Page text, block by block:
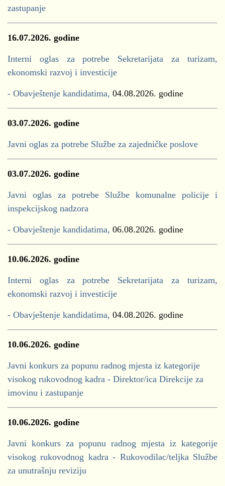
zastupanje
16.07.2026. godine
Interni oglas za potrebe Sekretarijata za turizam,
ekonomski razvoj i investicije
- Obavještenje kandidatima, 04.08.2026. godine
03.07.2026. godine
Javni oglas za potrebe Službe za zajedničke poslove
03.07.2026. godine
Javni oglas za potrebe Službe komunalne policije i
inspekcijskog nadzora
- Obavještenje kandidatima, 06.08.2026. godine
10.06.2026. godine
Interni oglas za potrebe Sekretarijata za turizam,
ekonomski razvoj i investicije
- Obavještenje kandidatima, 04.08.2026. godine
10.06.2026. godine
Javni konkurs za popunu radnog mjesta iz kategorije
visokog rukovodnog kadra - Direktor/ica Direkcije za
imovinu i zastupanje
10.06.2026. godine
Javni konkurs za popunu radnog mjesta iz kategorije
visokog rukovodnog kadra - Rukovodilac/teljka Službe
za unutrašnju reviziju